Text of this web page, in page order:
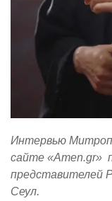
Интервью
сайте «Amen.gr»
представителей
Сеул.